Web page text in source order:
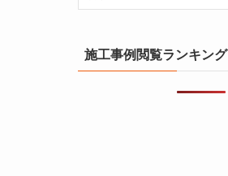
施工事例閲覧ランキング